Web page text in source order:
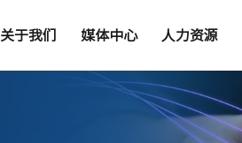
关于我们 媒体中心 人力资源